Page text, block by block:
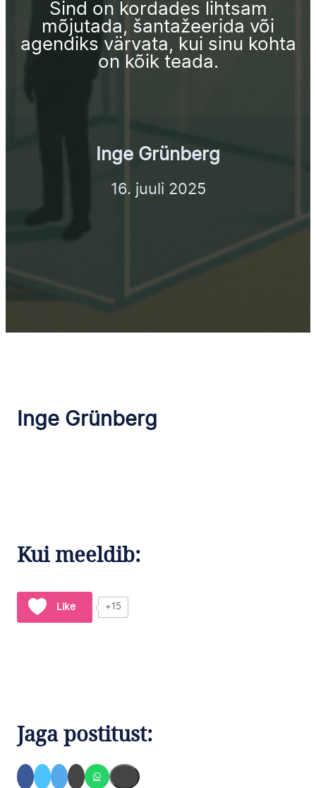
Sind on kordades lihtsam
mõjutada, šantažeerida või
agendiks värvata, kui sinu kohta
on kõik teada.
Inge Grünberg
16. juuli 2025
Inge Grünberg
Kui meeldib:
Like +15
Jaga postitust: